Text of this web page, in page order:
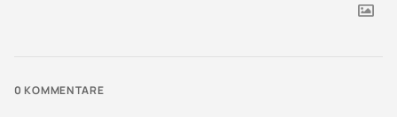
0 KOMMENTARE